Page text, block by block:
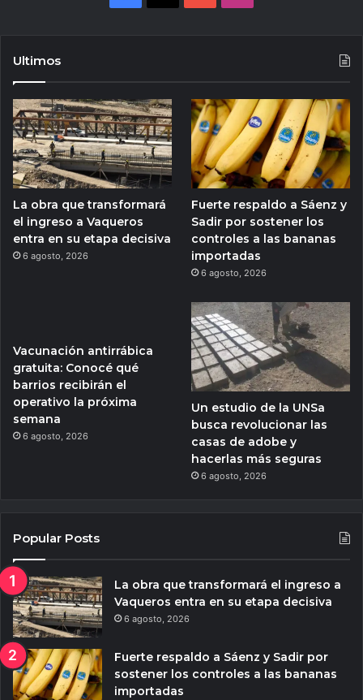
Ultimos
La obra que transformará
el ingreso a Vaqueros
entra en su etapa decisiva
6 agosto, 2026
Fuerte respaldo a Sáenz y
Sadir por sostener los
controles a las bananas
importadas
6 agosto, 2026
Vacunación antirrábica
gratuita: Conocé qué
barrios recibirán el
operativo la próxima
semana
6 agosto, 2026
Un estudio de la UNSa
busca revolucionar las
casas de adobe y
hacerlas más seguras
6 agosto, 2026
Popular Posts
La obra que transformará el ingreso a
Vaqueros entra en su etapa decisiva
6 agosto, 2026
Fuerte respaldo a Sáenz y Sadir por
sostener los controles a las bananas
importadas